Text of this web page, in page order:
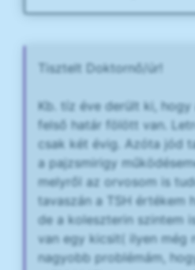
Tisztelt Doktornő/úr!
Kb. tíz éve derült ki, hogy
felső határ fölött van.
csak két évig. Azóta jód
a pajzsmirigy
melyről az orvosom is
tavaszán a TSH értékem
de a koleszterin szintem
van egy kicsit( ilyen még
nagyobb problémám,